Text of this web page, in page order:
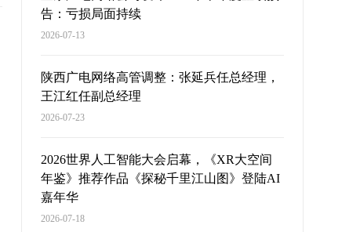
告：亏损局面持续
2026-07-13
陕西广电网络高管调整：张延兵任总经理，
王江红任副总经理
2026-07-23
2026世界人工智能大会启幕，《XR大空间
年鉴》推荐作品《探秘千里江山图》登陆AI
嘉年华
2026-07-18